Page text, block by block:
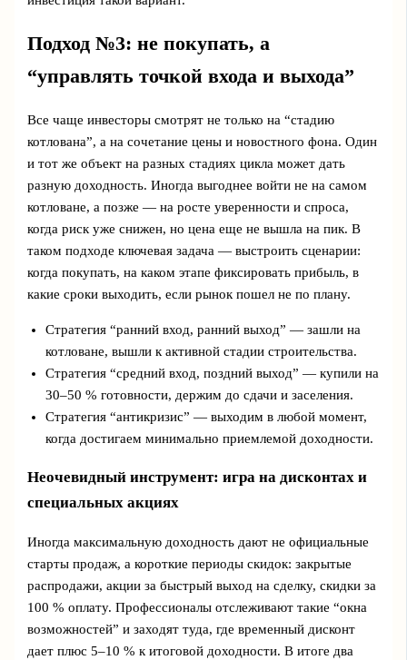
Подход №3: не покупать, а
“управлять точкой входа и выхода”
Все чаще инвесторы смотрят не только на “стадию
котлована”, а на сочетание цены и новостного фона. Один
и тот же объект на разных стадиях цикла может дать
разную доходность. Иногда выгоднее войти не на самом
котловане, а позже — на росте уверенности и спроса,
когда риск уже снижен, но цена еще не вышла на пик. В
таком подходе ключевая задача — выстроить сценарии:
когда покупать, на каком этапе фиксировать прибыль, в
какие сроки выходить, если рынок пошел не по плану.
Стратегия “ранний вход, ранний выход” — зашли на
котловане, вышли к активной стадии строительства.
Стратегия “средний вход, поздний выход” — купили на
30–50 % готовности, держим до сдачи и заселения.
Стратегия “антикризис” — выходим в любой момент,
когда достигаем минимально приемлемой доходности.
Неочевидный инструмент: игра на дисконтах и
специальных акциях
Иногда максимальную доходность дают не официальные
старты продаж, а короткие периоды скидок: закрытые
распродажи, акции за быстрый выход на сделку, скидки за
100 % оплату. Профессионалы отслеживают такие “окна
возможностей” и заходят туда, где временный дисконт
дает плюс 5–10 % к итоговой доходности. В итоге два